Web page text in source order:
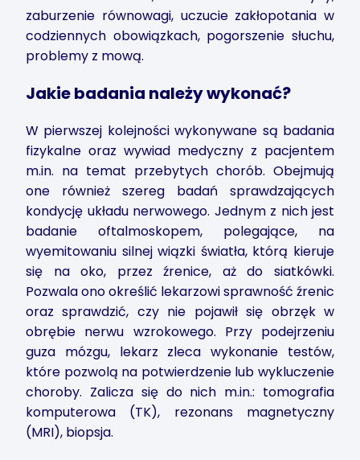
zaburzenie równowagi, uczucie zakłopotania w
codziennych obowiązkach, pogorszenie słuchu,
problemy z mową.
Jakie badania należy wykonać?
W pierwszej kolejności wykonywane są badania
fizykalne oraz wywiad medyczny z pacjentem
m.in. na temat przebytych chorób. Obejmują
one również szereg badań sprawdzających
kondycję układu nerwowego. Jednym z nich jest
badanie oftalmoskopem, polegające, na
wyemitowaniu silnej wiązki światła, którą kieruje
się na oko, przez źrenice, aż do siatkówki.
Pozwala ono określić lekarzowi sprawność źrenic
oraz sprawdzić, czy nie pojawił się obrzęk w
obrębie nerwu wzrokowego. Przy podejrzeniu
guza mózgu, lekarz zleca wykonanie testów,
które pozwolą na potwierdzenie lub wykluczenie
choroby. Zalicza się do nich m.in.: tomografia
komputerowa (TK), rezonans magnetyczny
(MRI), biopsja.